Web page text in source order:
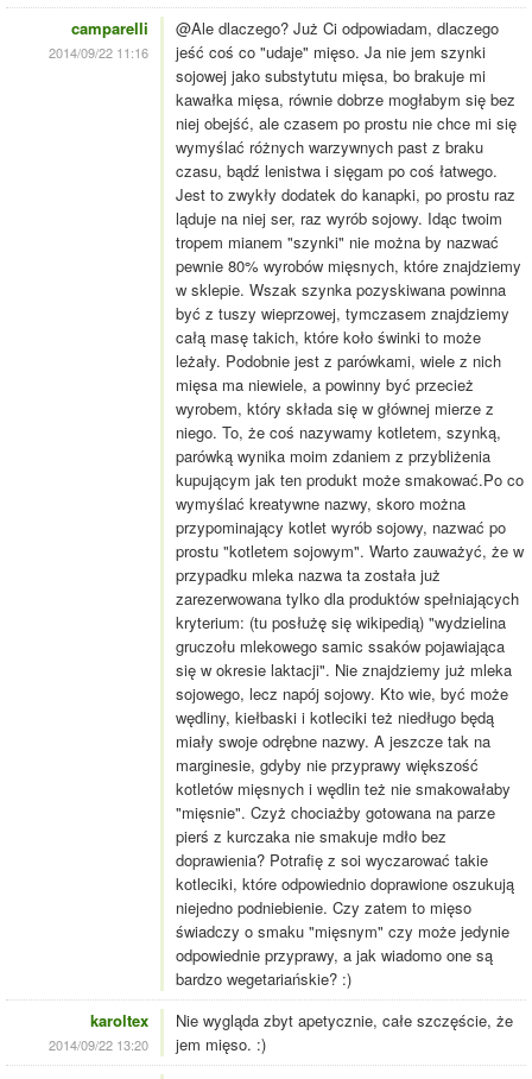
camparelli
2014/09/22 11:16
@Ale dlaczego? Już Ci odpowiadam, dlaczego
jeść coś co "udaje" mięso. Ja nie jem szynki
sojowej jako substytutu mięsa, bo brakuje mi
kawałka mięsa, równie dobrze mogłabym się bez
niej obejść, ale czasem po prostu nie chce mi się
wymyślać różnych warzywnych past z braku
czasu, bądź lenistwa i sięgam po coś łatwego.
Jest to zwykły dodatek do kanapki, po prostu raz
ląduje na niej ser, raz wyrób sojowy. Idąc twoim
tropem mianem "szynki" nie można by nazwać
pewnie 80% wyrobów mięsnych, które znajdziemy
w sklepie. Wszak szynka pozyskiwana powinna
być z tuszy wieprzowej, tymczasem znajdziemy
całą masę takich, które koło świnki to może
leżały. Podobnie jest z parówkami, wiele z nich
mięsa ma niewiele, a powinny być przecież
wyrobem, który składa się w głównej mierze z
niego. To, że coś nazywamy kotletem, szynką,
parówką wynika moim zdaniem z przybliżenia
kupującym jak ten produkt może smakować.Po co
wymyślać kreatywne nazwy, skoro można
przypominający kotlet wyrób sojowy, nazwać po
prostu "kotletem sojowym". Warto zauważyć, że w
przypadku mleka nazwa ta została już
zarezerwowana tylko dla produktów spełniających
kryterium: (tu posłużę się wikipedią) "wydzielina
gruczołu mlekowego samic ssaków pojawiająca
się w okresie laktacji". Nie znajdziemy już mleka
sojowego, lecz napój sojowy. Kto wie, być może
wędliny, kiełbaski i kotleciki też niedługo będą
miały swoje odrębne nazwy. A jeszcze tak na
marginesie, gdyby nie przyprawy większość
kotletów mięsnych i wędlin też nie smakowałaby
"mięsnie". Czyż chociażby gotowana na parze
pierś z kurczaka nie smakuje mdło bez
doprawienia? Potrafię z soi wyczarować takie
kotleciki, które odpowiednio doprawione oszukują
niejedno podniebienie. Czy zatem to mięso
świadczy o smaku "mięsnym" czy może jedynie
odpowiednie przyprawy, a jak wiadomo one są
bardzo wegetariańskie? :)
karoltex
2014/09/22 13:20
Nie wygląda zbyt apetycznie, całe szczęście, że
jem mięso. :)